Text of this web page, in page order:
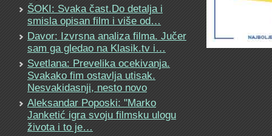
ŠOKI: Svaka čast.Do detalja i
smisla opisan film i više od…
Davor: Izvrsna analiza filma. Jučer
sam ga gledao na Klasik.tv i…
Svetlana: Prevelika ocekivanja.
Svakako fim ostavlja utisak.
Nesvakidasnji, nesto novo
Aleksandar Poposki: "Marko
Janketić igra svoju filmsku ulogu
života i to je…